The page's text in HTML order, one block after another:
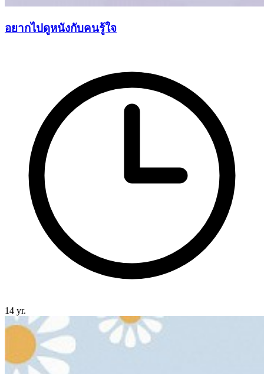
อยากไปดูหนังกับคนรู้ใจ
14 yr.